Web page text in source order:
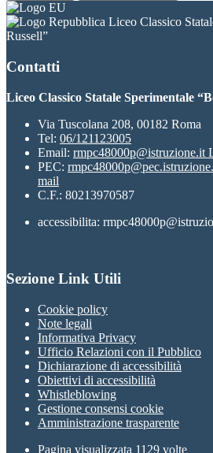
Liceo Classico
Russell”
Contatti
Liceo Classico Statale Sperimentale
Via Tuscolana 208, 00182 Roma
Tel: 06/121123005
Email: rmpc48000p@istruzione.it
PEC:
mail
C.F.: 80213970587
accessibilita:
Sezione Link Utili
Cookie policy
Note legali
Informativa Privacy
Ufficio Relazioni con il Pubblico
Dichiarazione di accessibilità
Obiettivi di accessibilità
Whistleblowing
Gestione consensi cookie
Amministrazione trasparente
Pagina visualizzata 1129 volte